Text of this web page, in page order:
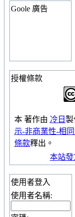
Goole 廣告
授權條款
本 著作由 冷日 製
示-非商業性-相
條款釋出。
本站
使用者登入
使用者名稱: